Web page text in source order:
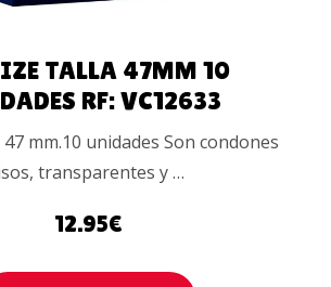
TALLA 47MM 10
RF: VC12633
mm.10 unidades Son condones
transparentes y …
12.95€